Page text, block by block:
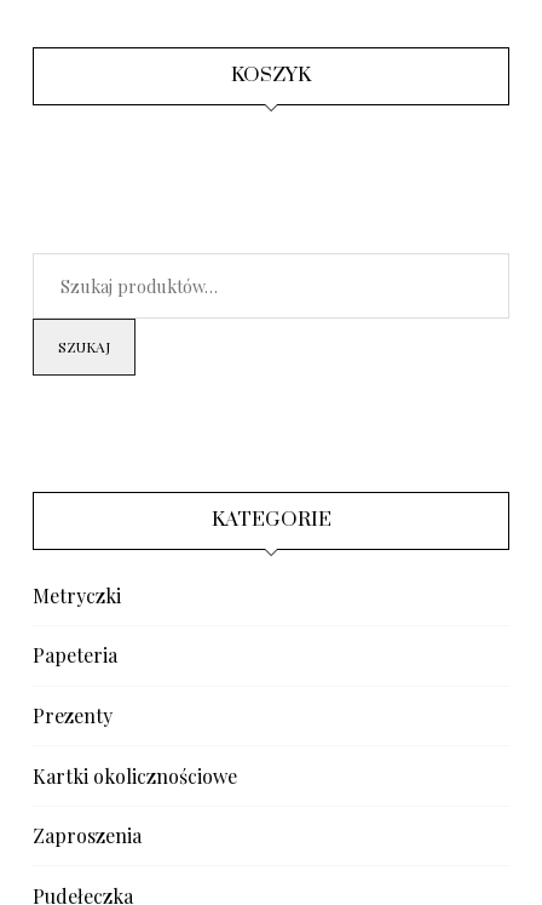
KOSZYK
SZUKAJ
KATEGORIE
Metryczki
Papeteria
Prezenty
Kartki okolicznościowe
Zaproszenia
Pudełeczka